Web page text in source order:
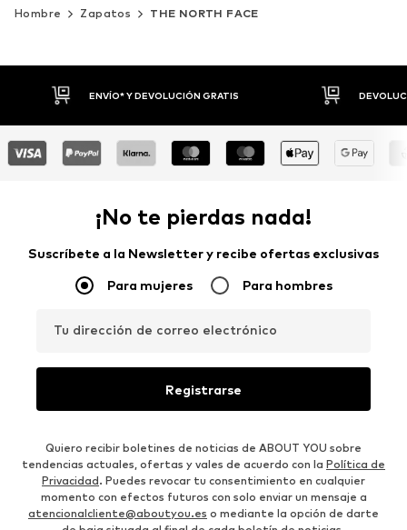
Hombre Zapatos THE NORTH FACE
DEVOLUCIONES HASTA 30 DÍAS
¡No te pierdas nada!
Suscríbete a la Newsletter y recibe ofertas exclusivas
Para mujeres Para hombres
Tu dirección de correo electrónico
Registrarse
Quiero recibir boletines de noticias de ABOUT YOU sobre
tendencias actuales, ofertas y vales de acuerdo con la Política de
Privacidad. Puedes revocar tu consentimiento en cualquier
momento con efectos futuros con solo enviar un mensaje a
atencionalcliente@aboutyou.es o mediante la opción de darte